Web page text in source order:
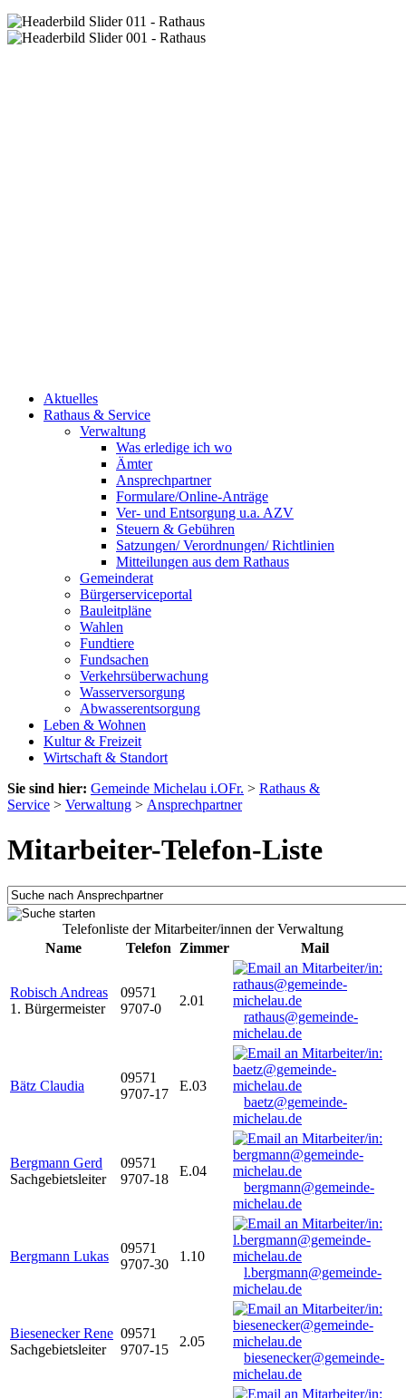
Aktuelles
Rathaus & Service
Verwaltung
Was erledige ich wo
Ämter
Ansprechpartner
Formulare/Online-Anträge
Ver- und Entsorgung u.a. AZV
Steuern & Gebühren
Satzungen/ Verordnungen/ Richtlinien
Mitteilungen aus dem Rathaus
Gemeinderat
Bürgerserviceportal
Bauleitpläne
Wahlen
Fundtiere
Fundsachen
Verkehrsüberwachung
Wasserversorgung
Abwasserentsorgung
Leben & Wohnen
Kultur & Freizeit
Wirtschaft & Standort
Sie sind hier: Gemeinde Michelau i.OFr. > Rathaus &
Service > Verwaltung > Ansprechpartner
Mitarbeiter-Telefon-Liste
Telefonliste der Mitarbeiter/innen der Verwaltung
Name
Telefon Zimmer Mail
Robisch Andreas
1. Bürgermeister
09571
9707-0
2.01
rathaus@gemeinde-
michelau.de
Bätz Claudia
09571
9707-17
E.03
baetz@gemeinde-
michelau.de
Bergmann Gerd
Sachgebietsleiter
09571
9707-18
E.04
bergmann@gemeinde-
michelau.de
Bergmann Lukas
09571
9707-30
1.10
l.bergmann@gemeinde-
michelau.de
Biesenecker Rene
Sachgebietsleiter
09571
9707-15
2.05
biesenecker@gemeinde-
michelau.de